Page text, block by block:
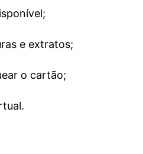
e extratos;
o cartão;